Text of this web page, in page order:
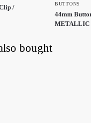
/
BUTTONS
44mm
METALLIC
bought